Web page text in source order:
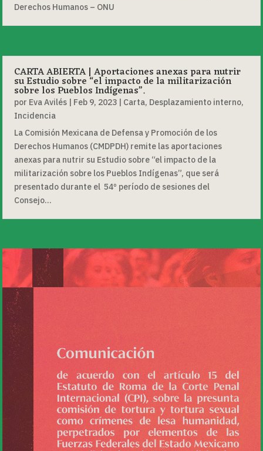
Derechos Humanos – ONU
CARTA ABIERTA | Aportaciones anexas para nutrir
su Estudio sobre “el impacto de la militarización
sobre los Pueblos Indígenas”.
por Eva Avilés | Feb 9, 2023 | Carta, Desplazamiento interno,
Incidencia
La Comisión Mexicana de Defensa y Promoción de los
Derechos Humanos (CMDPDH) remite las aportaciones
anexas para nutrir su Estudio sobre “el impacto de la
militarización sobre los Pueblos Indígenas”, que será
presentado durante el 54º período de sesiones del
Consejo...